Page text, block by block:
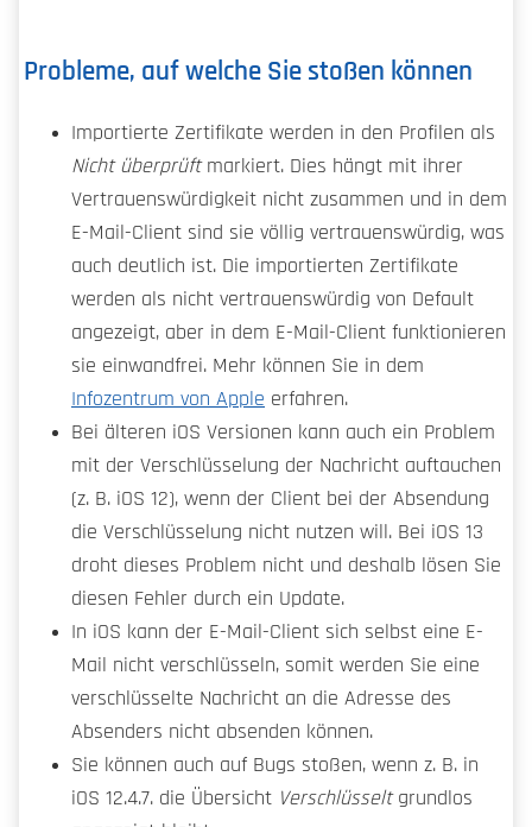
Probleme, auf welche Sie stoßen können
Importierte Zertifikate werden in den Profilen als
Nicht überprüftmarkiert. Dies hängt mit ihrer
Vertrauenswürdigkeit nicht zusammen und in dem
E-Mail-Client sind sie völlig vertrauenswürdig, was
auch deutlich ist. Die importierten Zertifikate
werden als nicht vertrauenswürdig von Default
angezeigt, aber in dem E-Mail-Client funktionieren
sie einwandfrei. Mehr können Sie in dem
Infozentrum von Apple erfahren.
Bei älteren iOS Versionen kann auch ein Problem
mit der Verschlüsselung der Nachricht auftauchen
(z. B. iOS 12), wenn der Client bei der Absendung
die Verschlüsselung nicht nutzen will. Bei iOS 13
droht dieses Problem nicht und deshalb lösen Sie
diesen Fehler durch ein Update.
In iOS kann der E-Mail-Client sich selbst eine E-
Mail nicht verschlüsseln, somit werden Sie eine
verschlüsselte Nachricht an die Adresse des
Absenders nicht absenden können.
Sie können auch auf Bugs stoßen, wenn z. B. in
iOS 12.4.7. die Übersicht Verschlüsseltgrundlos